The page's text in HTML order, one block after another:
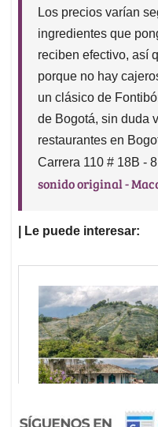
Los precios varían
ingredientes que
reciben efectivo, así
porque no hay
un clásico de
de Bogotá, sin duda
restaurantes en
Carrera 110 # 18B - 8⁣ ⁣
sonido original -
| Le puede interesar: